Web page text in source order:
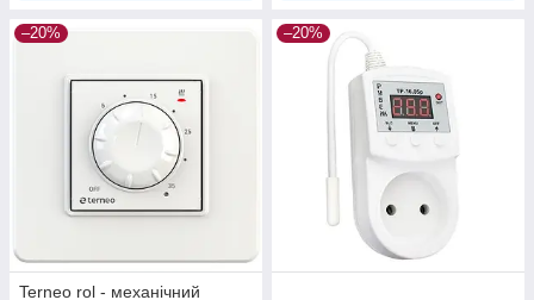
–20%
Terneo rol - механічний
–20%